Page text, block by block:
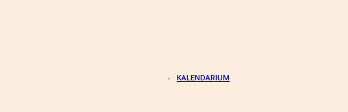
KALENDARIUM